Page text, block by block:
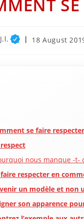
SE
Post
18 August
se faire
nous manque -t-
faire respecter en
un modèle et non
son apparence